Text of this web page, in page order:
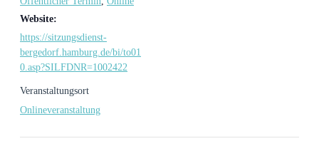
Website:
https://sitzungsdienst-
bergedorf.hamburg.de/bi/to01
0.asp?SILFDNR=1002422
Veranstaltungsort
Onlineveranstaltung